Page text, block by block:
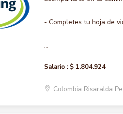
- Completes tu hoja de
...
Salario : $ 1.804.924
Colombia Risaralda